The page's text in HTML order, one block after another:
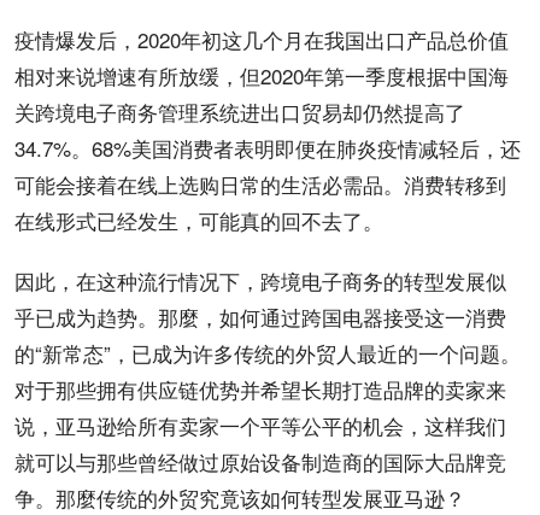
疫情爆发后，2020年初这几个月在我国出口产品总价值
相对来说增速有所放缓，但2020年第一季度根据中国海
关跨境电子商务管理系统进出口贸易却仍然提高了
34.7%。68%美国消费者表明即便在肺炎疫情减轻后，还
可能会接着在线上选购日常的生活必需品。消费转移到
在线形式已经发生，可能真的回不去了。
因此，在这种流行情况下，跨境电子商务的转型发展似
乎已成为趋势。那麼，如何通过跨国电器接受这一消费
的“新常态”，已成为许多传统的外贸人最近的一个问题。
对于那些拥有供应链优势并希望长期打造品牌的卖家来
说，亚马逊给所有卖家一个平等公平的机会，这样我们
就可以与那些曾经做过原始设备制造商的国际大品牌竞
争。那麼传统的外贸究竟该如何转型发展亚马逊？